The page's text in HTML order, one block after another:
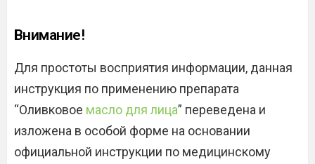
Внимание!
Для простоты восприятия информации, данная
инструкция по применению препарата
“Оливковое масло для лица” переведена и
изложена в особой форме на основании
официальной инструкции по медицинскому